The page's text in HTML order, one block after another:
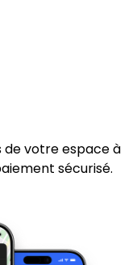
votre espace à
sécurisé.